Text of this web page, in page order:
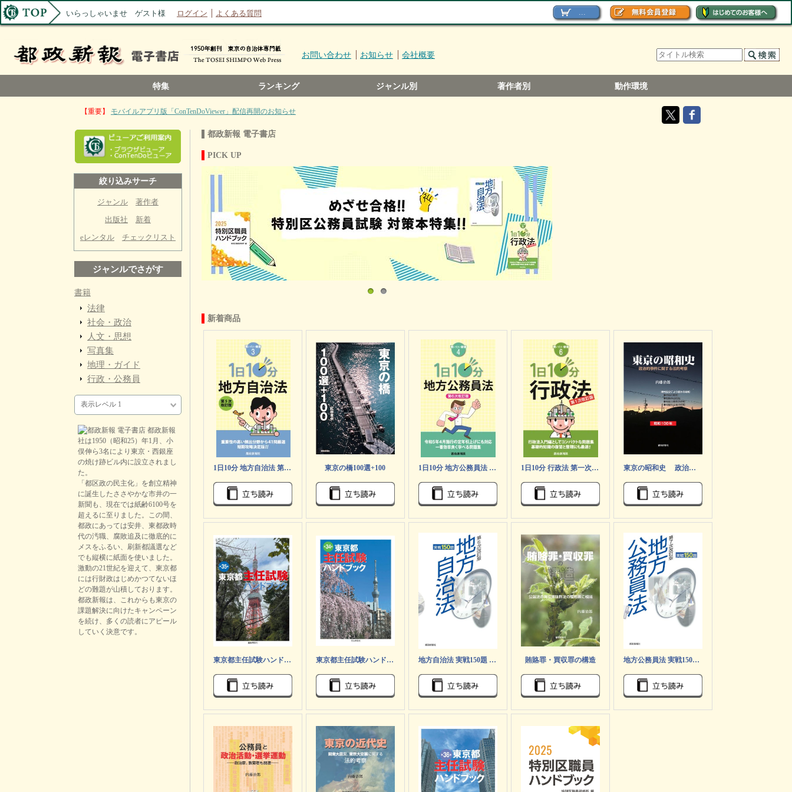
いらっしゃいませ ゲスト様 ログイン よくある質問
お問い合わせ お知らせ 会社概要
特集 ランキング ジャンル別 著作者別 動作環境
【重要】 モバイルアプリ版「ConTenDoViewer」配信再開のお知らせ
都政新報 電子書店
PICK UP
新着商品
1日10分 地方自治法 第5次改訂版 (買いたい新書3) 東京の橋100選+100 1日10分 地方公務員法 第6次改訂版 (買いたい新書4) 1日10分 行政法 第一次改訂版 (買いたい新書6) 東京の昭和史 政治的事件に関する法的考察
東京都主任試験ハンドブック 第35版 東京都主任試験ハンドブック 第34版 地方自治法 実戦150題 第6次改訂版 賄賂罪・買収罪の構造 地方公務員法 実戦150題 第7次改訂版
絞り込みサーチ
ジャンル
著作者
出版社
新着
eレンタル
チェックリスト
ジャンルでさがす
書籍
法律
社会・政治
人文・思想
写真集
地理・ガイド
行政・公務員
表示レベル 1
都政新報
社は1950（昭和25）年1月、小
俣伸ら3名により東京・西銀座
の焼け跡ビル内に設立されまし
た。
「都区政の民主化」を創立精神
に誕生したささやかな市井の一
新聞も、現在では紙齢6100号を
超えるに至りました。この間、
都政にあっては安井、東都政時
代の汚職、腐敗追及に徹底的に
メスをふるい、刷新都議選など
でも縦横に紙面を使いました。
激動の21世紀を迎えて、東京都
には行財政はじめかつてないほ
どの難題が山積しております。
都政新報は、これからも東京の
課題解決に向けたキャンペーン
を続け、多くの読者にアピール
していく決意です。